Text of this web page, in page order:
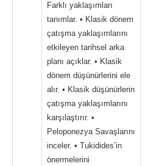
Farklı yaklaşımları
tanımlar. • Klasik dönem
çatışma yaklaşımlarını
etkileyen tarihsel arka
planı açıklar. • Klasik
dönem düşünürlerini ele
alır. • Klasik düşünürlerin
çatışma yaklaşımlarını
karşılaştırır. •
Peloponezya Savaşlarını
inceler. • Tukidides’in
önermelerini